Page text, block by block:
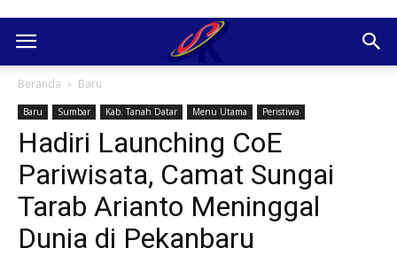
Beranda Baru
Baru Sumbar Kab. Tanah Datar Menu Utama Peristiwa
Hadiri Launching CoE
Pariwisata, Camat Sungai
Tarab Arianto Meninggal
Dunia di Pekanbaru